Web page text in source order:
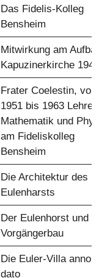
Das Fidelis-Kolleg
Bensheim
Mitwirkung am Aufbau
Kapuzinerkirche 1947
Frater Coelestin, von
1951 bis 1963 Lehrer
Mathematik und Physik
am Fideliskolleg
Bensheim
Die Architektur des
Eulenharsts
Der Eulenhorst und sein
Vorgängerbau
Die Euler-Villa anno –
dato